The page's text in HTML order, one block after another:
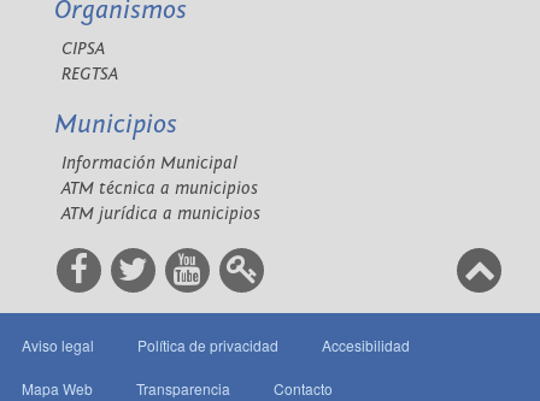
Organismos
CIPSA
REGTSA
Municipios
Información Municipal
ATM técnica a municipios
ATM jurídica a municipios
Aviso legal Política de privacidad Accesibilidad
Mapa Web Transparencia Contacto